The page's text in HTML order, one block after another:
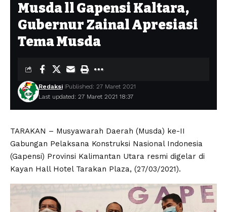
Musda ll Gapensi Kaltara,
Gubernur Zainal Apresiasi
Tema Musda
Last updated: 27 Maret 2021 18:37
Redaksi Published: 27 Maret 2021
TARAKAN – Musyawarah Daerah (Musda) ke-II
Gabungan Pelaksana Konstruksi Nasional Indonesia
(Gapensi) Provinsi Kalimantan Utara resmi digelar di
Kayan Hall Hotel Tarakan Plaza, (27/03/2021).